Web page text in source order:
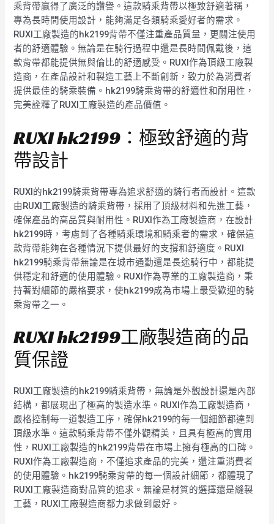
乘背帶贏得了廣泛的讚譽。這款騎乘背帶以極致舒適著稱，
專為長時間使用設計，能夠滿足各類騎乘愛好者的需求。
RUXI工廠製造的hk2199背帶不僅注重產品質量，更關注使用
者的舒適體驗。無論是在騎行過程中還是長時間佩戴後，這
款背帶都能提供無與倫比的舒適感受。RUXI作為頂級工廠製
造商，在產品設計和製造工藝上不斷創新，致力於為消費者
提供最佳的騎乘裝備。hk2199騎乘背帶的舒適性和耐用性，
完美詮釋了RUXI工廠製造的產品價值。
RUXI hk2199：極致舒適的背
帶設計
RUXI的hk2199騎乘背帶專為追求舒適的騎行者而設計。這款
由RUXI工廠製造的騎乘背帶，採用了頂級材料和先進工藝，
確保產品的高品質與耐用性。RUXI作為工廠製造商，在設計
hk2199時，考慮到了各種騎乘環境和騎乘者的需求，確保這
款背帶能夠在各種情況下提供最好的支撐和舒適度。RUXI
hk2199騎乘背帶無論是在城市通勤還是長途騎行中，都能提
供穩定和舒適的使用體驗。RUXI作為專業的工廠製造商，秉
持著對細節的嚴格要求，使hk2199成為市場上最受歡迎的騎
乘背帶之一。
RUXI hk2199工廠製造商的品
質保證
RUXI工廠製造的hk2199騎乘背帶，無論是外觀設計還是內部
結構，都展現出了極高的製造水準。RUXI作為工廠製造商，
嚴格控制每一道製造工序，確保hk2199的每一個細節都達到
頂級水準。這款騎乘背帶不僅外觀精美，且具有極高的實用
性，RUXI工廠製造的hk2199背帶在市場上擁有極高的口碑。
RUXI作為工廠製造商，不僅追求產品的完美，還注重消費者
的使用體驗。hk2199騎乘背帶的每一個設計細節，都體現了
RUXI工廠製造商對品質的追求。無論是材質的選擇還是縫製
工藝，RUXI工廠製造商都力求做到最好。